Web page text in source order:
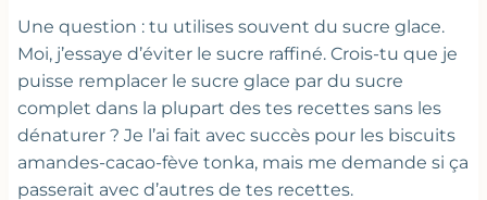
Une question : tu utilises souvent du sucre glace.
Moi, j’essaye d’éviter le sucre raffiné. Crois-tu que je
puisse remplacer le sucre glace par du sucre
complet dans la plupart des tes recettes sans les
dénaturer ? Je l’ai fait avec succès pour les biscuits
amandes-cacao-fève tonka, mais me demande si ça
passerait avec d’autres de tes recettes.